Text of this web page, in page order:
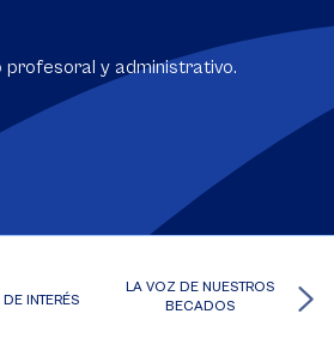
y administrativo.
INTERÉS
LA VOZ DE NUESTROS
BECADOS